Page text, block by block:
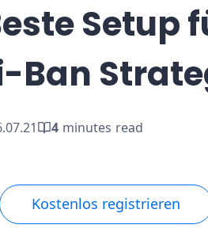
Setup
Ban
4 minutes read
Kostenlos registrieren